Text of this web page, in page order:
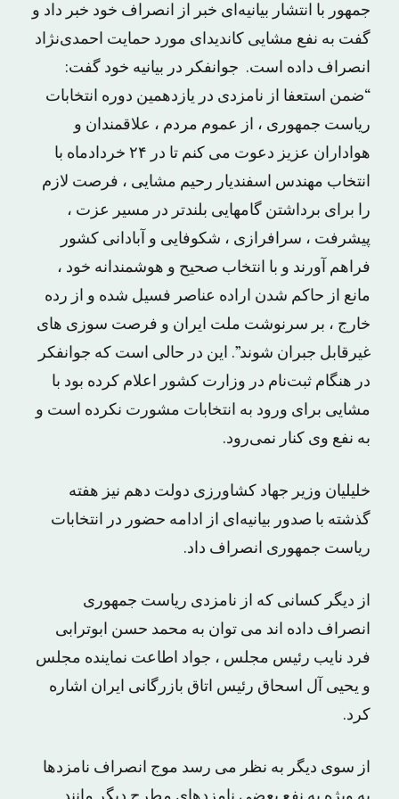
جمهور با انتشار بیانیه‌ای خبر از انصراف خود خبر داد و
گفت به نفع مشایی کاندیدای مورد حمایت احمدی‌نژاد
انصراف داده است. جوانفکر در بیانیه خود گفت:
“ضمن استعفا از نامزدی در یازدهمین دوره انتخابات
ریاست جمهوری ، از عموم مردم ، علاقمندان و
هواداران عزیز دعوت می کنم تا در ۲۴ خردادماه با
انتخاب مهندس اسفندیار رحیم مشایی ، فرصت لازم
را برای برداشتن گامهایی بلندتر در مسیر عزت ،
پیشرفت ، سرافرازی ، شکوفایی و آبادانی کشور
فراهم آورند و با انتخاب صحیح و هوشمندانه خود ،
مانع از حاکم شدن اراده عناصر فسیل شده و از رده
خارج ، بر سرنوشت ملت ایران و فرصت سوزی های
غیرقابل جبران شوند”. این در حالی است که جوانفکر
در هنگام ثبت‌نام در وزارت کشور اعلام کرده بود با
مشایی برای ورود به انتخابات مشورت نکرده است و
به نفع وی کنار نمی‌رود.
خلیلیان وزیر جهاد کشاورزی دولت دهم نیز هفته
گذشته با صدور بیانیه‌ای از ادامه حضور در انتخابات
ریاست جمهوری انصراف داد.
از دیگر کسانی که از نامزدی ریاست جمهوری
انصراف داده اند می توان به محمد حسن ابوترابی
فرد نایب رئیس مجلس ، جواد اطاعت نماینده مجلس
و یحیی آل اسحاق رئیس اتاق بازرگانی ایران اشاره
کرد.
از سوی دیگر به نظر می رسد موج انصراف نامزدها